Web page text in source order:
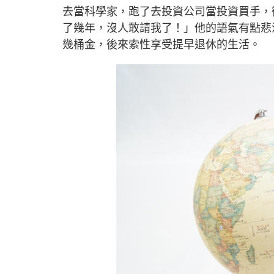
去當科學家，跑了去投資公司當投資買手
了幾年，沒人敢請我了！」他的語氣有點
幾桶金，後來索性享受提早退休的生活。